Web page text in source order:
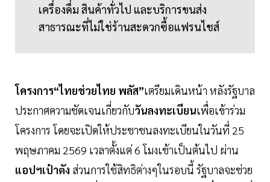
เครื่องดื่ม สินค้าทั่วไป และบริการขนส่ง
สาธารณะที่ไม่ใช่ร้านสะดวกซื้อแฟรนไชส์
โครงการ“ไทยช่วยไทย พลัส”เตรียมเดินหน้า หลังรัฐบาล
ประกาศความชัดเจนเกี่ยวกับวันลงทะเบียนเพื่อเข้าร่วม
โครงการ โดยจะเปิดให้ประชาชนลงทะเบียนในวันที่ 25
พฤษภาคม 2569 เวลาตั้งแต่ 6 โมงเช้าเป็นต้นไป ผ่าน
แอปฯเป๋าตัง ส่วนการใช้สิทธิต่างๆในรอบนี้ รัฐบาลจะช่วย